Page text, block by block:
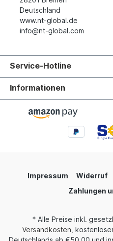
Deutschland
www.nt-global.de
info@nt-global.com
Service-Hotline
Informationen
Impressum Widerruf
Zahlungen
* Alle Preise inkl.
Versandkosten ,